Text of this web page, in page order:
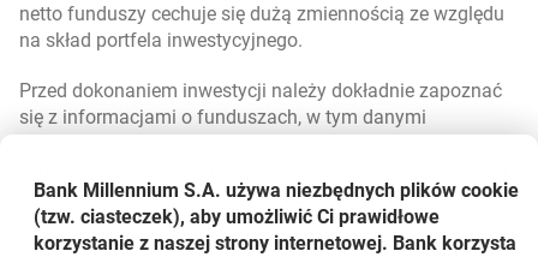
netto funduszy cechuje się dużą zmiennością ze względu
na skład portfela inwestycyjnego.
Przed dokonaniem inwestycji należy dokładnie zapoznać
się z informacjami o funduszach, w tym danymi
dla Inwestorów (KIID), raportem Ex-Ante, dostępnych wraz
z tabelą opłat funduszy w placówkach Banku Millennium.
Bank Millennium S.A. używa niezbędnych plików cookie
(tzw. ciasteczek), aby umożliwić Ci prawidłowe
korzystanie z naszej strony internetowej. Bank korzysta